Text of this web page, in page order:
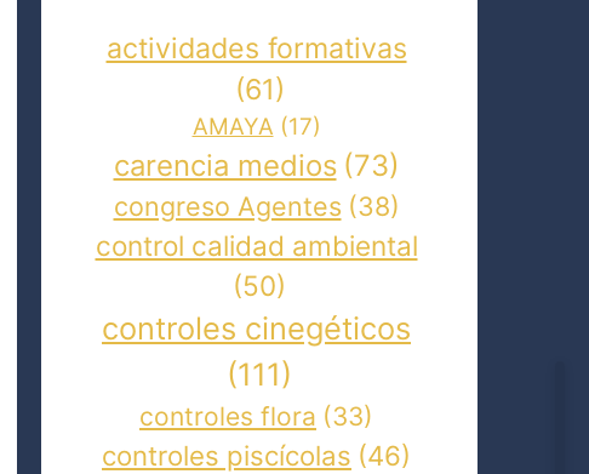
actividades formativas
(61)
AMAYA (17)
carencia medios (73)
congreso Agentes (38)
control calidad ambiental
(50)
controles cinegéticos
(111)
controles flora (33)
controles piscícolas (46)